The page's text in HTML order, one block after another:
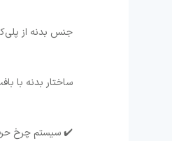
جنس بدنه از
ساختار بدنه با
✔️ سیستم چرخ